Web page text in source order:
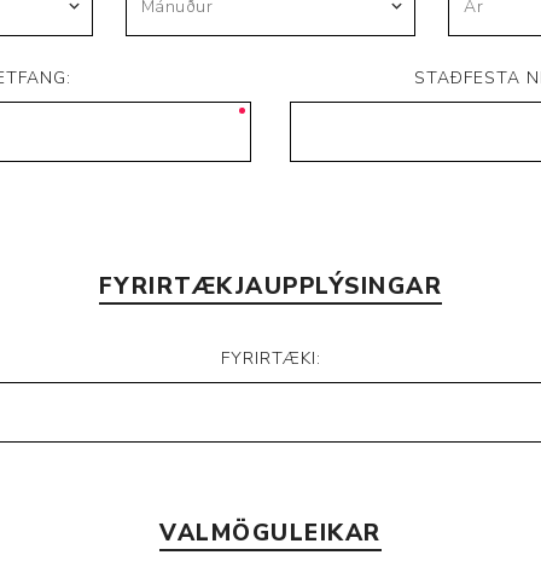
STAÐFESTA
FYRIRTÆKJAUPPLÝSINGAR
FYRIRTÆKI:
VALMÖGULEIKAR